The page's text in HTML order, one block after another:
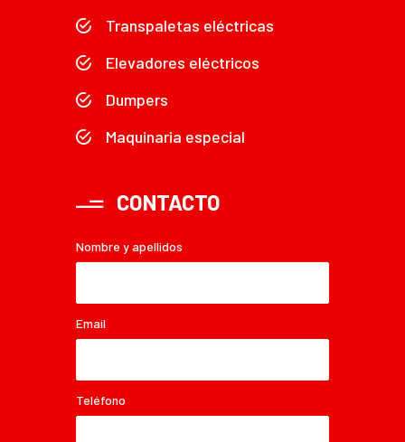
Transpaletas eléctricas
Elevadores eléctricos
Dumpers
Maquinaria especial
CONTACTO
Nombre y apellidos
Email
Teléfono